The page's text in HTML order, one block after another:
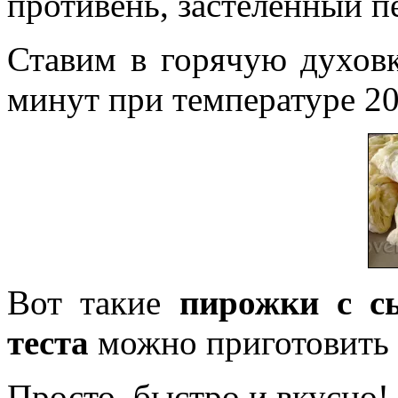
Ставим в горячую
минут при температуре
Вот такие пирожки с
теста можно приготовить